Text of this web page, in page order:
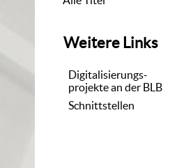
Weitere Links
Digitalisierungs-
projekte an der BLB
Schnittstellen